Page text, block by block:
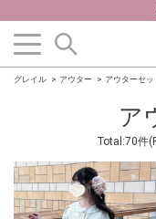
グレイル アウター アウターセッ
ア
Total:70件